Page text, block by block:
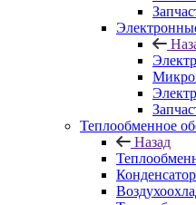
Теплообменное
Назад